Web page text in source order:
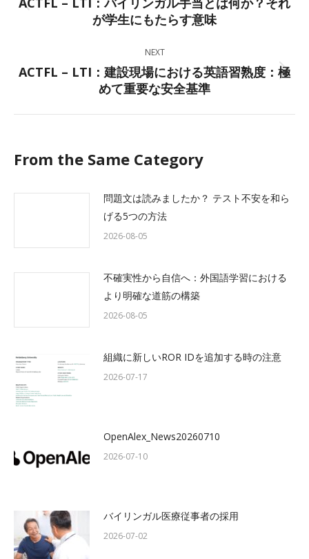
Previous
post:
が学生にもたらす意味
NEXT
Next
post:
ACTFL – LTI：建設現場における英語習熟度：極
めて重要な安全基準
From the Same Category
問題文は読みましたか？ テスト不安を和ら
げる5つの方法
2026-08-05
不確実性から自信へ：外国語学習における
より明確な道筋の構築
2026-08-05
組織に新しいROR IDを追加する時の注意
2026-07-17
OpenAlex_News20260710
2026-07-10
バイリンガル医療従事者の採用
2026-07-02